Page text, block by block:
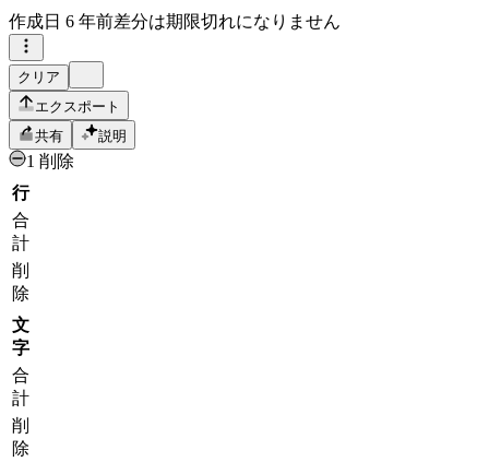
作成日 6 年前差分は期限切れになりません
クリア
エクスポート
共有
説明
1 削除
行
合
計
削
除
文
字
合
計
削
除